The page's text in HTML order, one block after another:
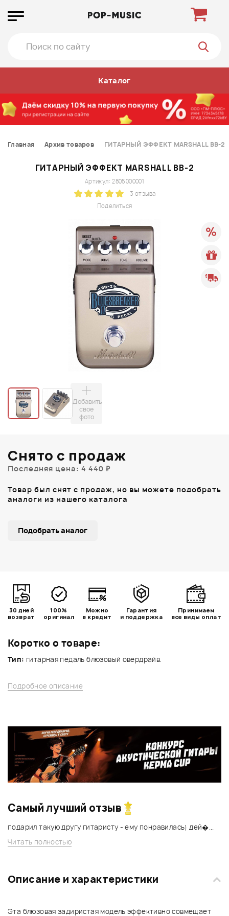
Каталог
Главная Архив товаров ГИТАРНЫЙ ЭФФЕКТ MARSHALL BB-2
ГИТАРНЫЙ ЭФФЕКТ MARSHALL BB-2
Поделиться
Артикул: 2805000001
3 отзыва
Добавить
свое
фото
Коротко о товаре:
Тип: гитарная педаль блюзовый овердрайв.
Подробное описание
Снято с продаж
Последняя цена: 4 440 ₽
Товар был снят с продаж, но вы можете подобрать
аналоги из нашего каталога
Подобрать аналог
30 дней
возврат
100%
оригинал
Можно
в кредит
Гарантия
и поддержка
Принимаем
все виды оплат
Самый лучший отзыв
подарил такую другу гитаристу - ему понравилась) дей�...
Читать полностью
Описание и характеристики
Эта блюзовая задиристая модель эффективно совмещает